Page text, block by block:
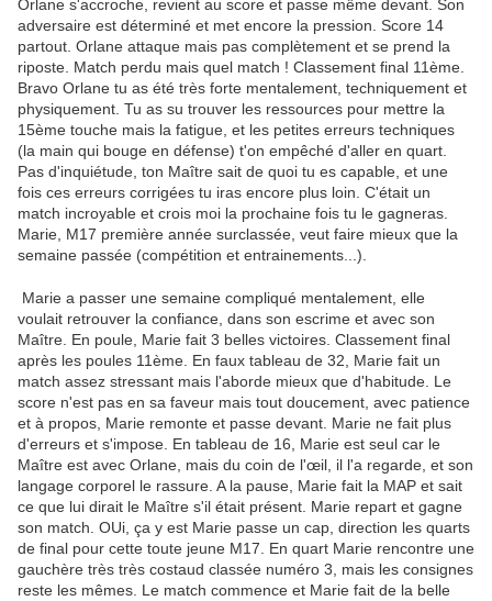
Orlane s'accroche, revient au score et passe même devant. Son
adversaire est déterminé et met encore la pression. Score 14
partout. Orlane attaque mais pas complètement et se prend la
riposte. Match perdu mais quel match ! Classement final 11ème.
Bravo Orlane tu as été très forte mentalement, techniquement et
physiquement. Tu as su trouver les ressources pour mettre la
15ème touche mais la fatigue, et les petites erreurs techniques
(la main qui bouge en défense) t'on empêché d'aller en quart.
Pas d'inquiétude, ton Maître sait de quoi tu es capable, et une
fois ces erreurs corrigées tu iras encore plus loin. C'était un
match incroyable et crois moi la prochaine fois tu le gagneras.
Marie, M17 première année surclassée, veut faire mieux que la
semaine passée (compétition et entrainements...).
Marie a passer une semaine compliqué mentalement, elle
voulait retrouver la confiance, dans son escrime et avec son
Maître. En poule, Marie fait 3 belles victoires. Classement final
après les poules 11ème. En faux tableau de 32, Marie fait un
match assez stressant mais l'aborde mieux que d'habitude. Le
score n'est pas en sa faveur mais tout doucement, avec patience
et à propos, Marie remonte et passe devant. Marie ne fait plus
d'erreurs et s'impose. En tableau de 16, Marie est seul car le
Maître est avec Orlane, mais du coin de l'œil, il l'a regarde, et son
langage corporel le rassure. A la pause, Marie fait la MAP et sait
ce que lui dirait le Maître s'il était présent. Marie repart et gagne
son match. OUi, ça y est Marie passe un cap, direction les quarts
de final pour cette toute jeune M17. En quart Marie rencontre une
gauchère très très costaud classée numéro 3, mais les consignes
reste les mêmes. Le match commence et Marie fait de la belle